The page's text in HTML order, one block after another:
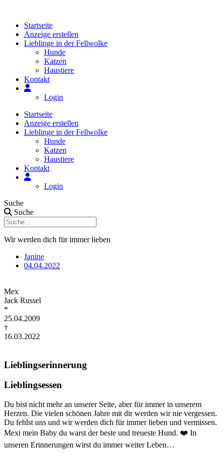
springenStartseite
Anzeige erstellen
Lieblinge in der Fellwolke
Hunde
Katzen
Haustiere
Kontakt
Login
Startseite
Anzeige erstellen
Lieblinge in der Fellwolke
Hunde
Katzen
Haustiere
Kontakt
Login
Suche
Suche
Wir werden dich für immer lieben
Janine
04.04.2022
Mex
Jack Russel
*
25.04.2009
†
16.03.2022
Lieblingserinnerung
Lieblingsessen
Du bist nicht mehr an unserer Seite, aber für immer in unserem
Herzen. Die vielen schönen Jahre mit dir werden wir nie vergessen.
Du fehlst uns und wir werden dich für immer lieben und vermissen.
Mexi mein Baby du warst der beste und treueste Hund. ❤️ In
unseren Erinnerungen wirst du immer weiter Leben…